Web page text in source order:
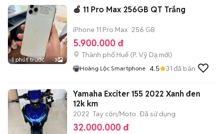
1 phút trước 3
🍎 11 Pro Max 256GB QT Trắng
iPhone 11 Pro Max 256 GB
5.900.000 đ
Thành phố Huế (P. Vỹ Dạ mới)
Hoàng Lộc Smartphone 4.5 31 đã bán
Yamaha Exciter 155 2022 Xanh đen
12k km
2022 Tay côn/Moto Đã sử dụng
32.000.000 đ